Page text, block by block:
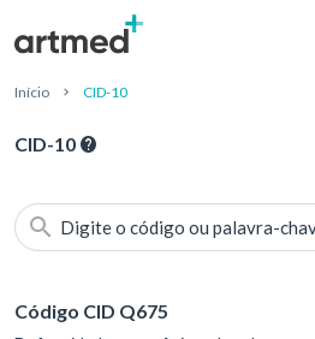
Início CID-10
CID-10
Digite o código ou palavra-
Código CID Q675